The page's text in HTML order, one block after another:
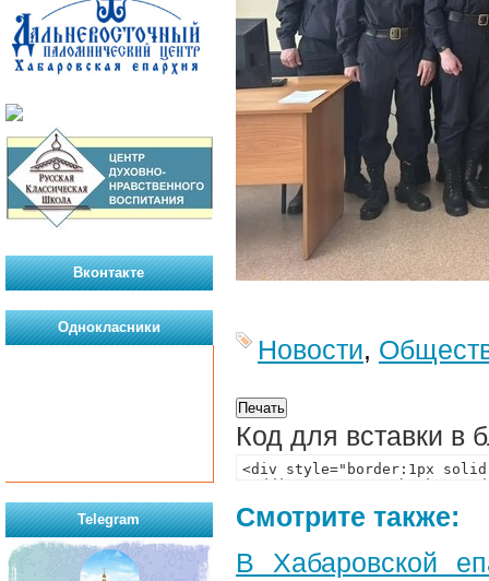
Новости,
Код для вставки в
Смотрите также:
В Хабаровской
Вконтакте
Однокласники
Telegram